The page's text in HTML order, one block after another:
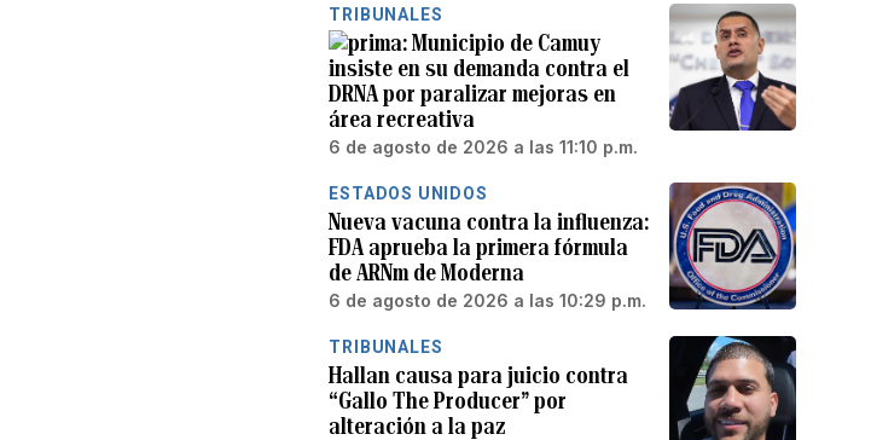
TRIBUNALES
Municipio de Camuy
insiste en su demanda contra el
DRNA por paralizar mejoras en
área recreativa
6 de agosto de 2026 a las 11:10 p.m.
ESTADOS UNIDOS
Nueva vacuna contra la influenza:
FDA aprueba la primera fórmula
de ARNm de Moderna
6 de agosto de 2026 a las 10:29 p.m.
TRIBUNALES
Hallan causa para juicio contra
“Gallo The Producer” por
alteración a la paz